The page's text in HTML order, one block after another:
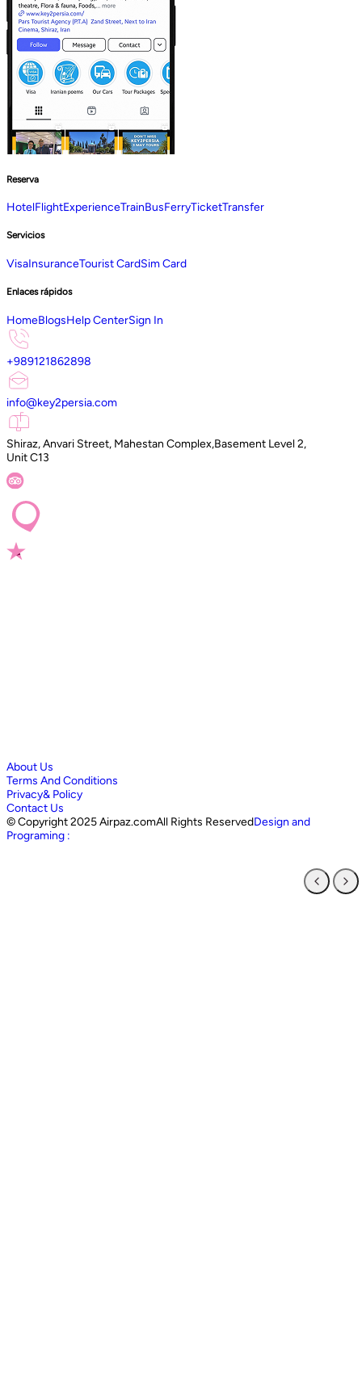
Reserva
HotelFlightExperienceTrainBusFerryTicketTransfer
Servicios
VisaInsuranceTourist CardSim Card
Enlaces rápidos
HomeBlogsHelp CenterSign In
+989121862898
info@key2persia.com
Shiraz, Anvari Street, Mahestan Complex,Basement Level 2,
Unit C13
About Us
Terms And Conditions
Privacy& Policy
Contact Us
©Copyright 2025 Airpaz.comAll Rights ReservedDesign and
Programing :